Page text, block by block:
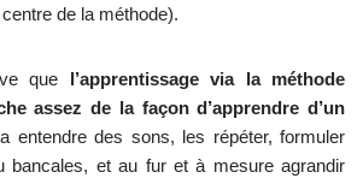
de la méthode).
que
l’apprentissage via la méthode
assez de la façon d’apprendre d’un
entendre des sons, les répéter, formuler
bancales, et au fur et à mesure agrandir